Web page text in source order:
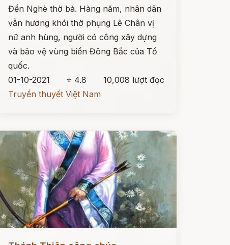
Đền Nghè thờ bà. Hàng năm, nhân dân
vẫn hương khói thờ phụng Lê Chân vị
nữ anh hùng, người có công xây dựng
và bảo vệ vùng biển Đông Bắc của Tổ
quốc.
01-10-2021
⭐ 4.8
10,008 lượt đọc
Truyền thuyết Việt Nam